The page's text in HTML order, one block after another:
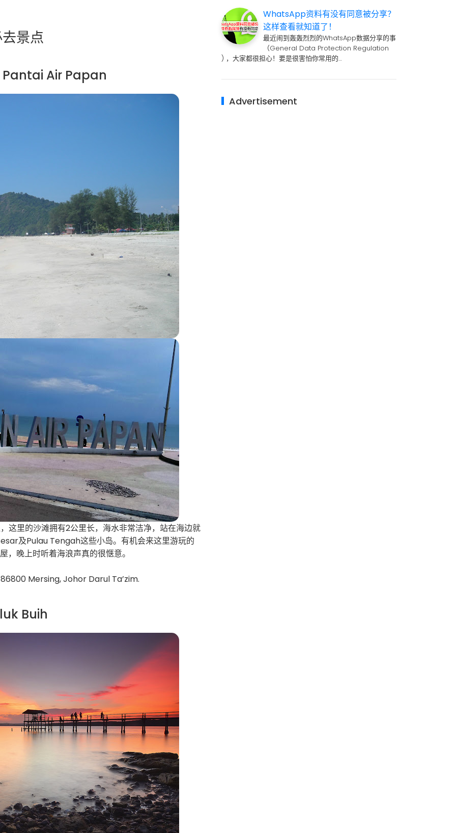
景点
Pantai Air Papan
这里的沙滩拥有2公里长，海水非常洁净，站在海边就
及Pulau Tengah这些小岛。有机会来这里游玩的
，晚上时听着海浪声真的很惬意。
Mersing, Johor Darul Ta’zim.
Buih
WhatsApp资料有没有同意被分享？
这样查看就知道了！
最近闹到轰轰烈烈的WhatsApp数据分享的事
（General Data Protection Regulation
) ，大家都很担心！要是很害怕你常用的…
Advertisement